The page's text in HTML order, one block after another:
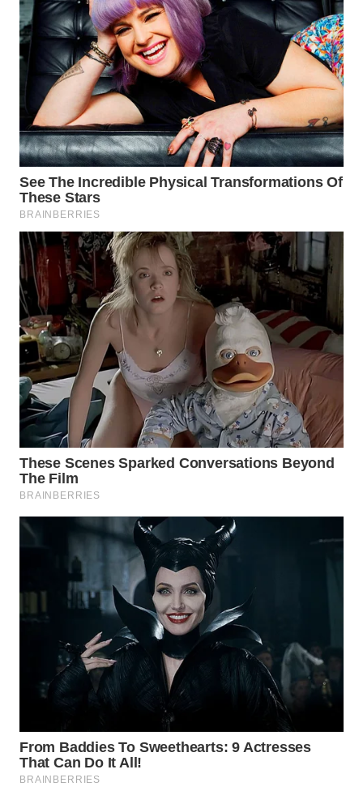
WN
LABUHANBATU
WN
TAPANULI
TENGAH
WN DELI
SERDANG
WN
TEBING
TINGGI
WN
PAKPAK
WN
KARAWANG
WN
BEKASI
WN
BOGOR
WN
DEPOK
TAPANULI
UTARA
WN
SAMOSIR
PADANG
LAWAS